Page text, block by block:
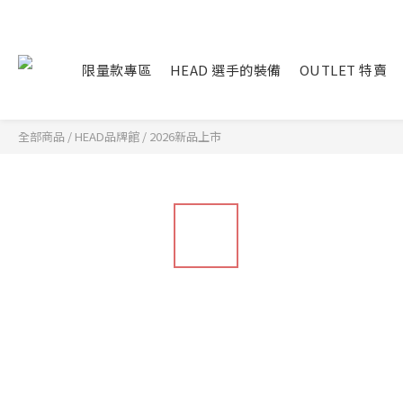
限量款專區 HEAD 選手的裝備 OUTLET 特賣
全部商品 / HEAD品牌館 / 2026新品上市